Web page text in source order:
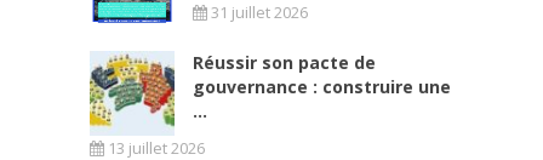
31 juillet 2026
Réussir son pacte de
gouvernance : construire une
...
13 juillet 2026